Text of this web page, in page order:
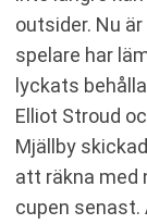
outsider. Nu
spelare har
lyckats
Elliot Stroud
Mjällby
att räkna med
cupen senast.